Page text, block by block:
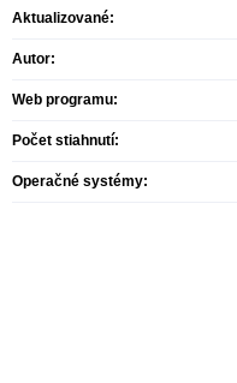
Aktualizované:
Autor:
Web programu:
Počet stiahnutí:
Operačné systémy: